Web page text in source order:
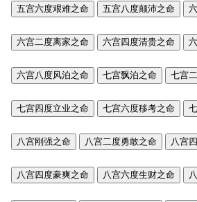
五宫六度艰难之命 五宫八度颠沛之命
六宫二度离家之命 六宫四度清贵之命
六宫八度风泊之命 七宫飘泊之命 七宫
七宫四度立业之命 七宫六度移考之命
八宫刚强之命 八宫二度勇敢之命 八宫
八宫四度豪爽之命 八宫六度生财之命